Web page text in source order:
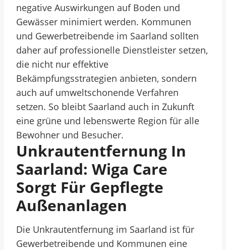
negative Auswirkungen auf Boden und
Gewässer minimiert werden. Kommunen
und Gewerbetreibende im Saarland sollten
daher auf professionelle Dienstleister setzen,
die nicht nur effektive
Bekämpfungsstrategien anbieten, sondern
auch auf umweltschonende Verfahren
setzen. So bleibt Saarland auch in Zukunft
eine grüne und lebenswerte Region für alle
Bewohner und Besucher.
Unkrautentfernung In
Saarland: Wiga Care
Sorgt Für Gepflegte
Außenanlagen
Die Unkrautentfernung im Saarland ist für
Gewerbetreibende und Kommunen eine